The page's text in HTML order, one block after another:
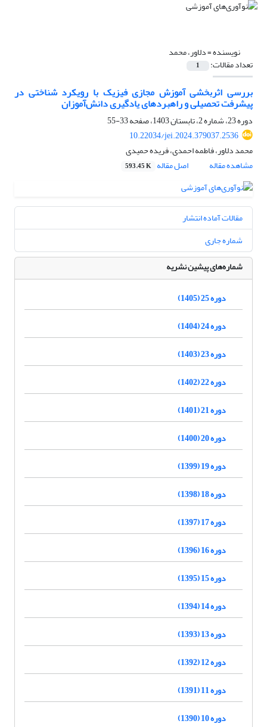
نویسنده =دلاور، محمد
تعداد مقالات: 1
بررسی اثربخشی آموزش مجازی فیزیک با رویکرد شناختی در
پیشرفت تحصیلی و راهبرد‌های یادگیری دانش‌آموزان
دوره 23، شماره 2، تابستان 1403، صفحه
33-55
10.22034/jei.2024.379037.2536
محمد دلاور، فاطمه احمدی، فریده حمیدی
مشاهده مقاله
اصل مقاله 593.45 K
مقالات آماده انتشار
شماره جاری
شماره‌های پیشین نشریه
دوره 25 (1405)
دوره 24 (1404)
دوره 23 (1403)
دوره 22 (1402)
دوره 21 (1401)
دوره 20 (1400)
دوره 19 (1399)
دوره 18 (1398)
دوره 17 (1397)
دوره 16 (1396)
دوره 15 (1395)
دوره 14 (1394)
دوره 13 (1393)
دوره 12 (1392)
دوره 11 (1391)
دوره 10 (1390)